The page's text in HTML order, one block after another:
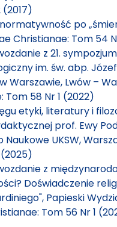
po
Christianae: Tom 54
z 21.
im. św. abp.
Warszawie, Lwów –
Tom 58 Nr 1 (2022)
etyki, literatury i
prof. Ewy
UKSW,
z
Doświadczenie
Papieski
Tom 56 Nr 1